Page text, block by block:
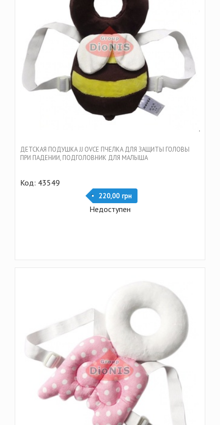
ДЕТСКАЯ ПОДУШКА JJ OVCE ПЧЕЛКА ДЛЯ ЗАЩИТЫ ГОЛОВЫ
ПРИ ПАДЕНИИ, ПОДГОЛОВНИК ДЛЯ МАЛЫША
Код: 43549
220,00 грн
Недоступен